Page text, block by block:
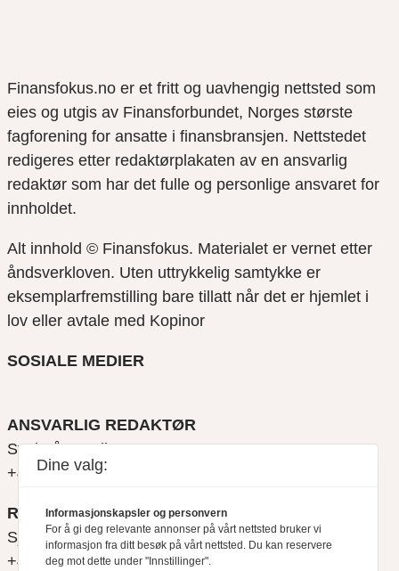
Finansfokus.no er et fritt og uavhengig nettsted som
eies og utgis av Finansforbundet, Norges største
fagforening for ansatte i finansbransjen. Nettstedet
redigeres etter redaktørplakaten av en ansvarlig
redaktør som har det fulle og personlige ansvaret for
innholdet.
Alt innhold © Finansfokus. Materialet er vernet etter
åndsverkloven. Uten uttrykkelig samtykke er
eksemplarfremstilling bare tillatt når det er hjemlet i
lov eller avtale med Kopinor
SOSIALE MEDIER
ANSVARLIG REDAKTØR
Svein Åge Eriksen
+47 900 79 547
REDAKTØR
Sjur Anda
+47 470 34 460
Dine valg:
Informasjonskapsler og personvern
For å gi deg relevante annonser på vårt nettsted bruker vi
informasjon fra ditt besøk på vårt nettsted. Du kan reservere
deg mot dette under "Innstillinger".